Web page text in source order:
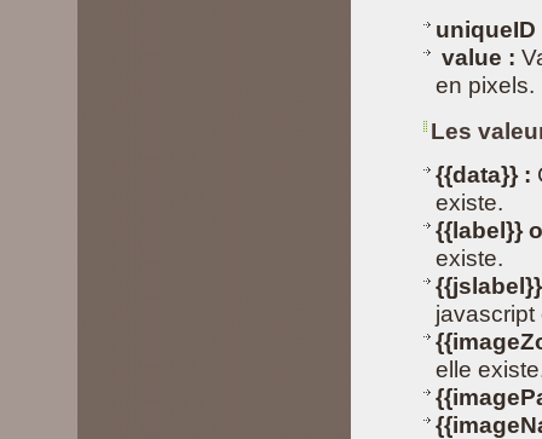
uniqueID
value :
en pixels.
Les
{{data}} :
existe.
{{label}}
existe.
javascript
elle